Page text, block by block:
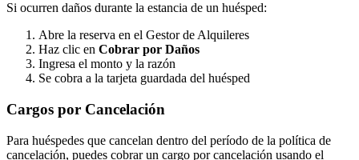
Si ocurren daños durante la estancia de un huésped:
Abre la reserva en el Gestor de Alquileres
Haz clic en Cobrar por Daños
Ingresa el monto y la razón
Se cobra a la tarjeta guardada del huésped
Cargos por Cancelación
Para huéspedes que cancelan dentro del período de la política de
cancelación, puedes cobrar un cargo por cancelación usando el